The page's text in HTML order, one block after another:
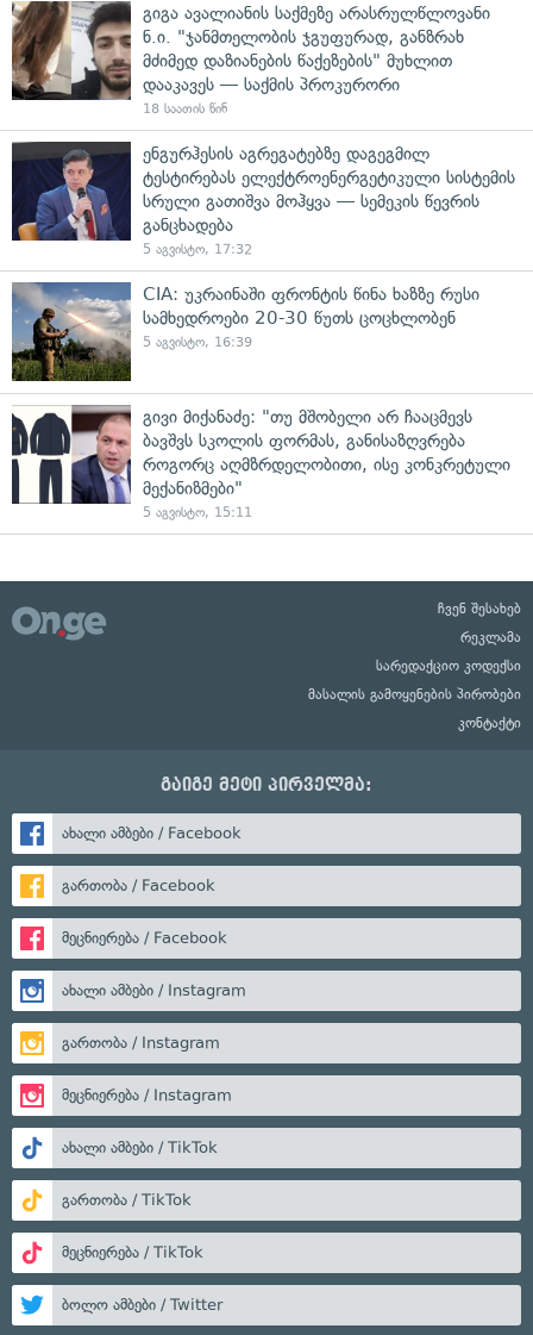
გიგა ავალიანის საქმეზე არასრულწლოვანი
ნ.ი. "ჯანმთელობის ჯგუფურად, განზრახ
მძიმედ დაზიანების წაქეზების" მუხლით
დააკავეს — საქმის პროკურორი
18 საათის წინ
ენგურჰესის აგრეგატებზე დაგეგმილ
ტესტირებას ელექტროენერგეტიკული სისტემის
სრული გათიშვა მოჰყვა — სემეკის წევრის
განცხადება
5 აგვისტო, 17:32
CIA: უკრაინაში ფრონტის წინა ხაზზე რუსი
სამხედროები 20-30 წუთს ცოცხლობენ
5 აგვისტო, 16:39
გივი მიქანაძე: "თუ მშობელი არ ჩააცმევს
ბავშვს სკოლის ფორმას, განისაზღვრება
როგორც აღმზრდელობითი, ისე კონკრეტული
მექანიზმები"
5 აგვისტო, 15:11
ჩვენ შესახებ
რეკლამა
სარედაქციო კოდექსი
მასალის გამოყენების პირობები
კონტაქტი
გაიგე მეტი პირველმა:
ახალი ამბები / Facebook
გართობა / Facebook
მეცნიერება / Facebook
ახალი ამბები / Instagram
გართობა / Instagram
მეცნიერება / Instagram
ახალი ამბები / TikTok
გართობა / TikTok
მეცნიერება / TikTok
ბოლო ამბები / Twitter